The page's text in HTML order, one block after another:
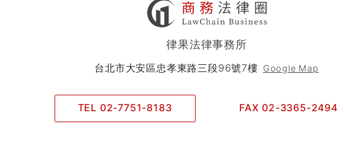
供個人參考，不作為商標申請是否過件之評估建議。
律果法律事務所
台北市大安區忠孝東路三段96號7樓 Google Map
TEL 02-7751-8183 FAX 02-3365-2494